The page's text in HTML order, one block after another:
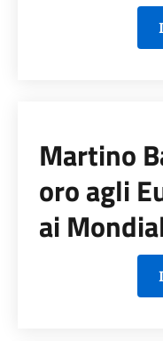
Martino
oro agli
ai